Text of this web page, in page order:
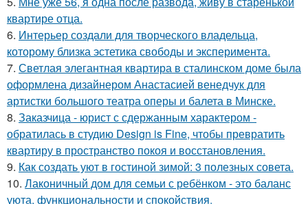
квартире отца.
6. Интерьер создали для творческого владельца,
которому близка эстетика свободы и эксперимента.
7. Светлая элегантная квартира в сталинском доме была
оформлена дизайнером Анастасией венедчук для
артистки большого театра оперы и балета в Минске.
8. Заказчица - юрист с сдержанным характером -
обратилась в студию Design is Fine, чтобы превратить
квартиру в пространство покоя и восстановления.
9. Как создать уют в гостиной зимой: 3 полезных совета.
10. Лаконичный дом для семьи с ребёнком - это баланс
уюта, функциональности и спокойствия.